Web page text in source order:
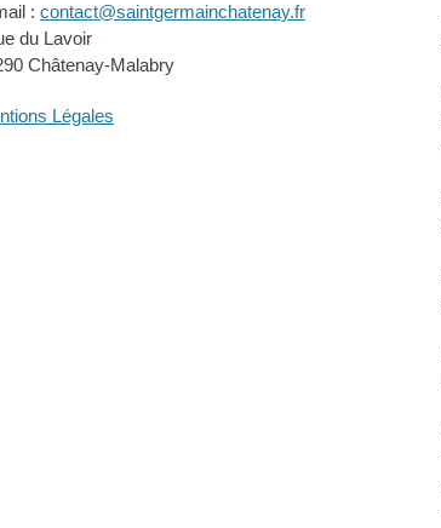
: contact@saintgermainchatenay.fr
du Lavoir
Châtenay-Malabry
Légales